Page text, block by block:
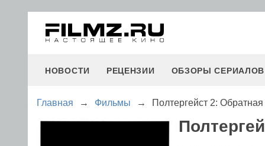
НОВОСТИ РЕЦЕНЗИИ ОБЗОРЫ СЕРИАЛОВ
Главная → Фильмы → Полтергейст 2: